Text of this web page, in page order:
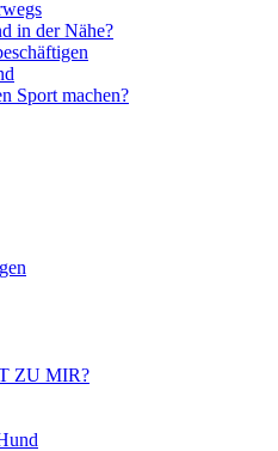
in der Nähe?
Sport machen?
ZU MIR?